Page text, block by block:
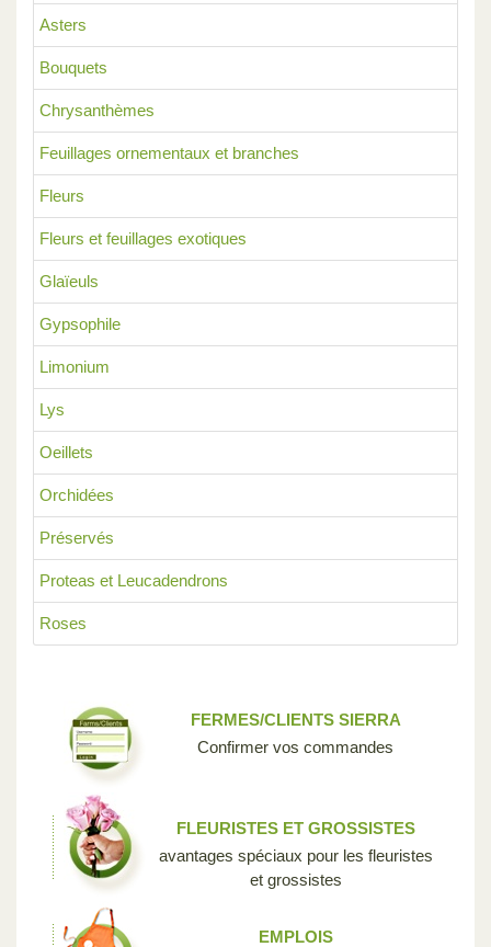
Asters
Bouquets
Chrysanthèmes
Feuillages ornementaux et branches
Fleurs
Fleurs et feuillages exotiques
Glaïeuls
Gypsophile
Limonium
Lys
Oeillets
Orchidées
Préservés
Proteas et Leucadendrons
Roses
FERMES/CLIENTS SIERRA
Confirmer vos commandes
FLEURISTES ET GROSSISTES
avantages spéciaux pour les fleuristes
et grossistes
EMPLOIS